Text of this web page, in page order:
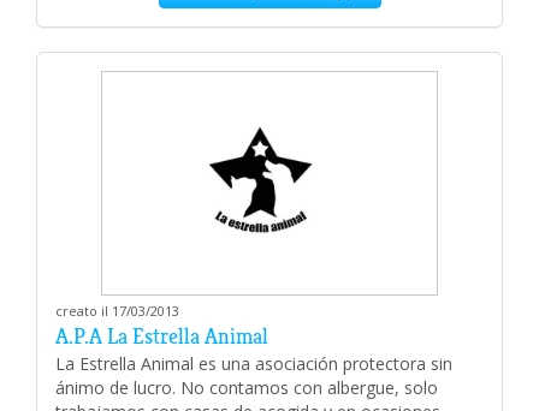
creato il 17/03/2013
A.P.A La Estrella Animal
La Estrella Animal es una asociación protectora sin
ánimo de lucro. No contamos con albergue, solo